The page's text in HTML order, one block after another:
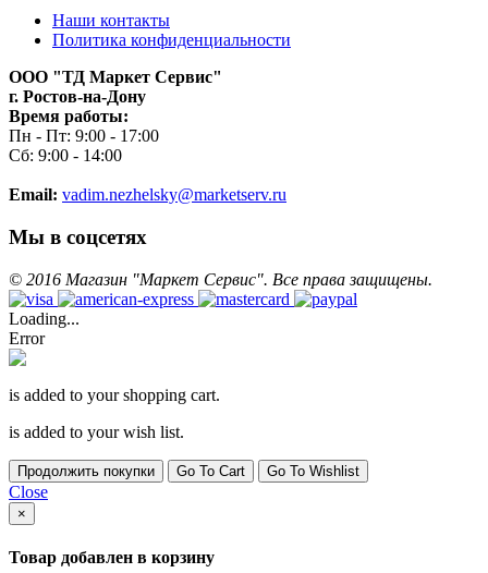
Наши контакты
Политика конфиденциальности
ООО "ТД Маркет Сервис"
г. Ростов-на-Дону
Время работы:
Пн - Пт: 9:00 - 17:00
Сб: 9:00 - 14:00
Email: vadim.nezhelsky@marketserv.ru
Мы в соцсетях
© 2016 Магазин "Маркет Сервис". Все права защищены.
Loading...
Error
is added to your shopping cart.
is added to your wish list.
Продолжить покупки Go To Cart Go To Wishlist
Close
×
Товар добавлен в корзину